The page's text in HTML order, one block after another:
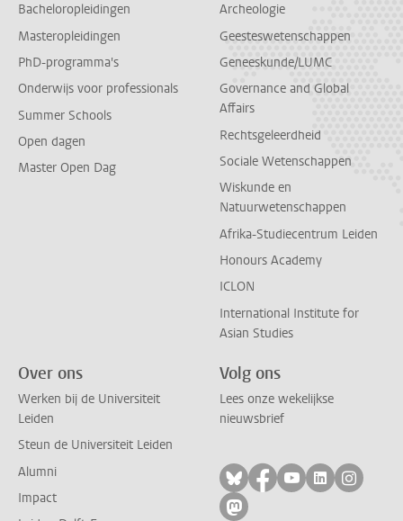
Bacheloropleidingen
Masteropleidingen
PhD-programma's
Onderwijs voor professionals
Summer Schools
Open dagen
Master Open Dag
Archeologie
Geesteswetenschappen
Geneeskunde/LUMC
Governance and Global
Affairs
Rechtsgeleerdheid
Sociale Wetenschappen
Wiskunde en
Natuurwetenschappen
Afrika-Studiecentrum Leiden
Honours Academy
ICLON
International Institute for
Asian Studies
Over ons
Werken bij de Universiteit
Leiden
Steun de Universiteit Leiden
Alumni
Impact
Volg ons
Lees onze wekelijkse
nieuwsbrief
Volg ons op bluesky
Volg ons op
Volg ons op
Volg ons
Volg
Volg ons op mastodon